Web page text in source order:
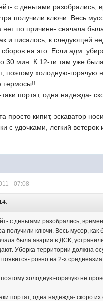
с деньгами разобрались,
получили ключи. Весь
нет по причине- сначала
и писалось, к следующей
сборов на это. Если адм.
30 мин. К 12-ти там уже
поэтому холодную-
таки портят, одна надежда-
просто кипит, эскаватор
с удочками, легкий ветерок
- 07:08
с деньгами разобрались,
получили ключи. Весь мусор,
была авария в ДСК,
Уборка территории должна
появится- ровно на 2-х
холодную-горячую не
портят, одна надежда- скоро